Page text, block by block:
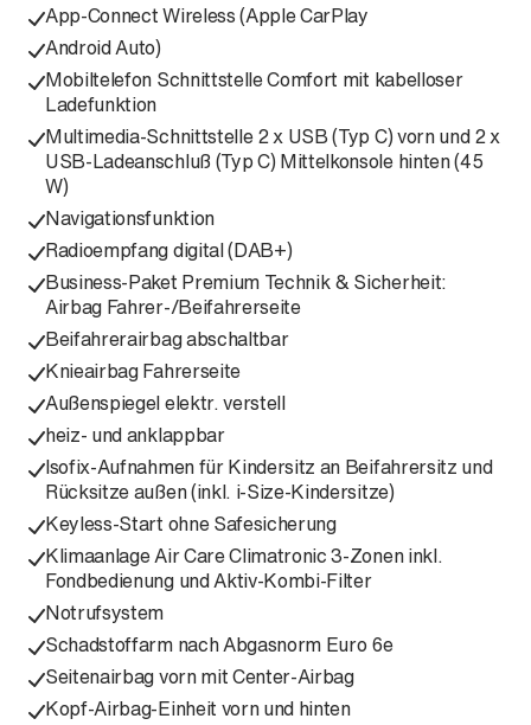
App-Connect Wireless (Apple CarPlay
Android Auto)
Mobiltelefon Schnittstelle Comfort mit kabelloser
Ladefunktion
Multimedia-Schnittstelle 2 x USB (Typ C) vorn und 2 x
USB-Ladeanschluß (Typ C) Mittelkonsole hinten (45
W)
Navigationsfunktion
Radioempfang digital (DAB+)
Business-Paket Premium Technik & Sicherheit:
Airbag Fahrer-/Beifahrerseite
Beifahrerairbag abschaltbar
Knieairbag Fahrerseite
Außenspiegel elektr. verstell
heiz- und anklappbar
Isofix-Aufnahmen für Kindersitz an Beifahrersitz und
Rücksitze außen (inkl. i-Size-Kindersitze)
Keyless-Start ohne Safesicherung
Klimaanlage Air Care Climatronic 3-Zonen inkl.
Fondbedienung und Aktiv-Kombi-Filter
Notrufsystem
Schadstoffarm nach Abgasnorm Euro 6e
Seitenairbag vorn mit Center-Airbag
Kopf-Airbag-Einheit vorn und hinten